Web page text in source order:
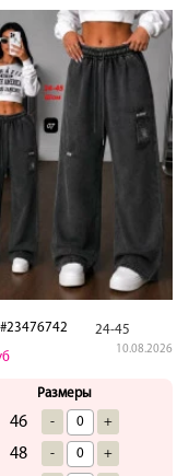
24-45
10.08.2026
Размеры
46 - +
48 - +